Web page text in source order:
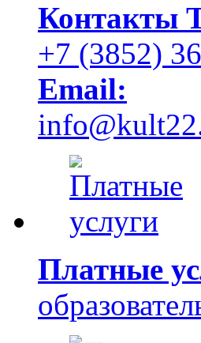
Контакты
+7 (3852)
Email:
Платные